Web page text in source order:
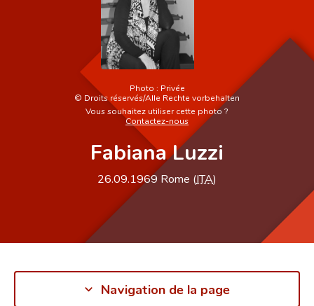
Recherche avancée
Foire aux questions
Photo : Privée
© Droits réservés/Alle Rechte vorbehalten
Vous souhaitez utiliser cette photo ?
Contactez-nous
Fabiana Luzzi
26.09.1969 Rome (ITA)
Navigation de la page